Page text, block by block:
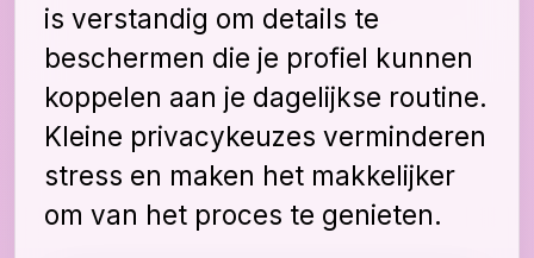
is verstandig om details te
beschermen die je profiel kunnen
koppelen aan je dagelijkse routine.
Kleine privacykeuzes verminderen
stress en maken het makkelijker
om van het proces te genieten.